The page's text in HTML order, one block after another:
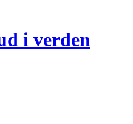
i verden